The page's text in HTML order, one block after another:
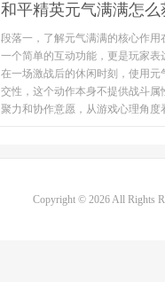
和平精英元气满满怎
段落一，了解元气满满的核心作
一个简单的互动功能，更是玩家
在一场激战后的休闲时刻，使用
交性，这个动作本身不提供战斗
聚力和协作意愿，从游戏心理角度
Copyright © 2026 All Rights